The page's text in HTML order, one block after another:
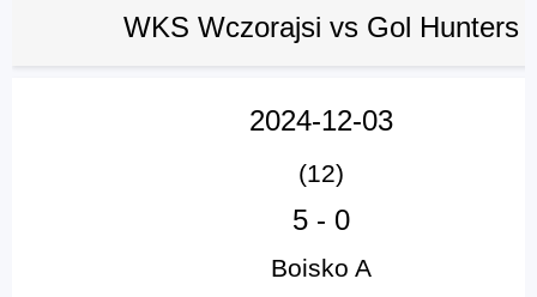
WKS Wczorajsi vs Gol Hunters
2024-12-03
(12)
5 - 0
Boisko A